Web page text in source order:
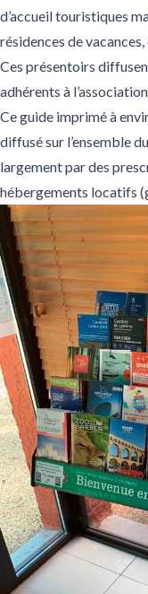
d’accueil touristiques
résidences de
Ces présentoirs
adhérents à
Ce guide imprimé à
diffusé sur l’ensemble
largement par des
hébergements locatifs